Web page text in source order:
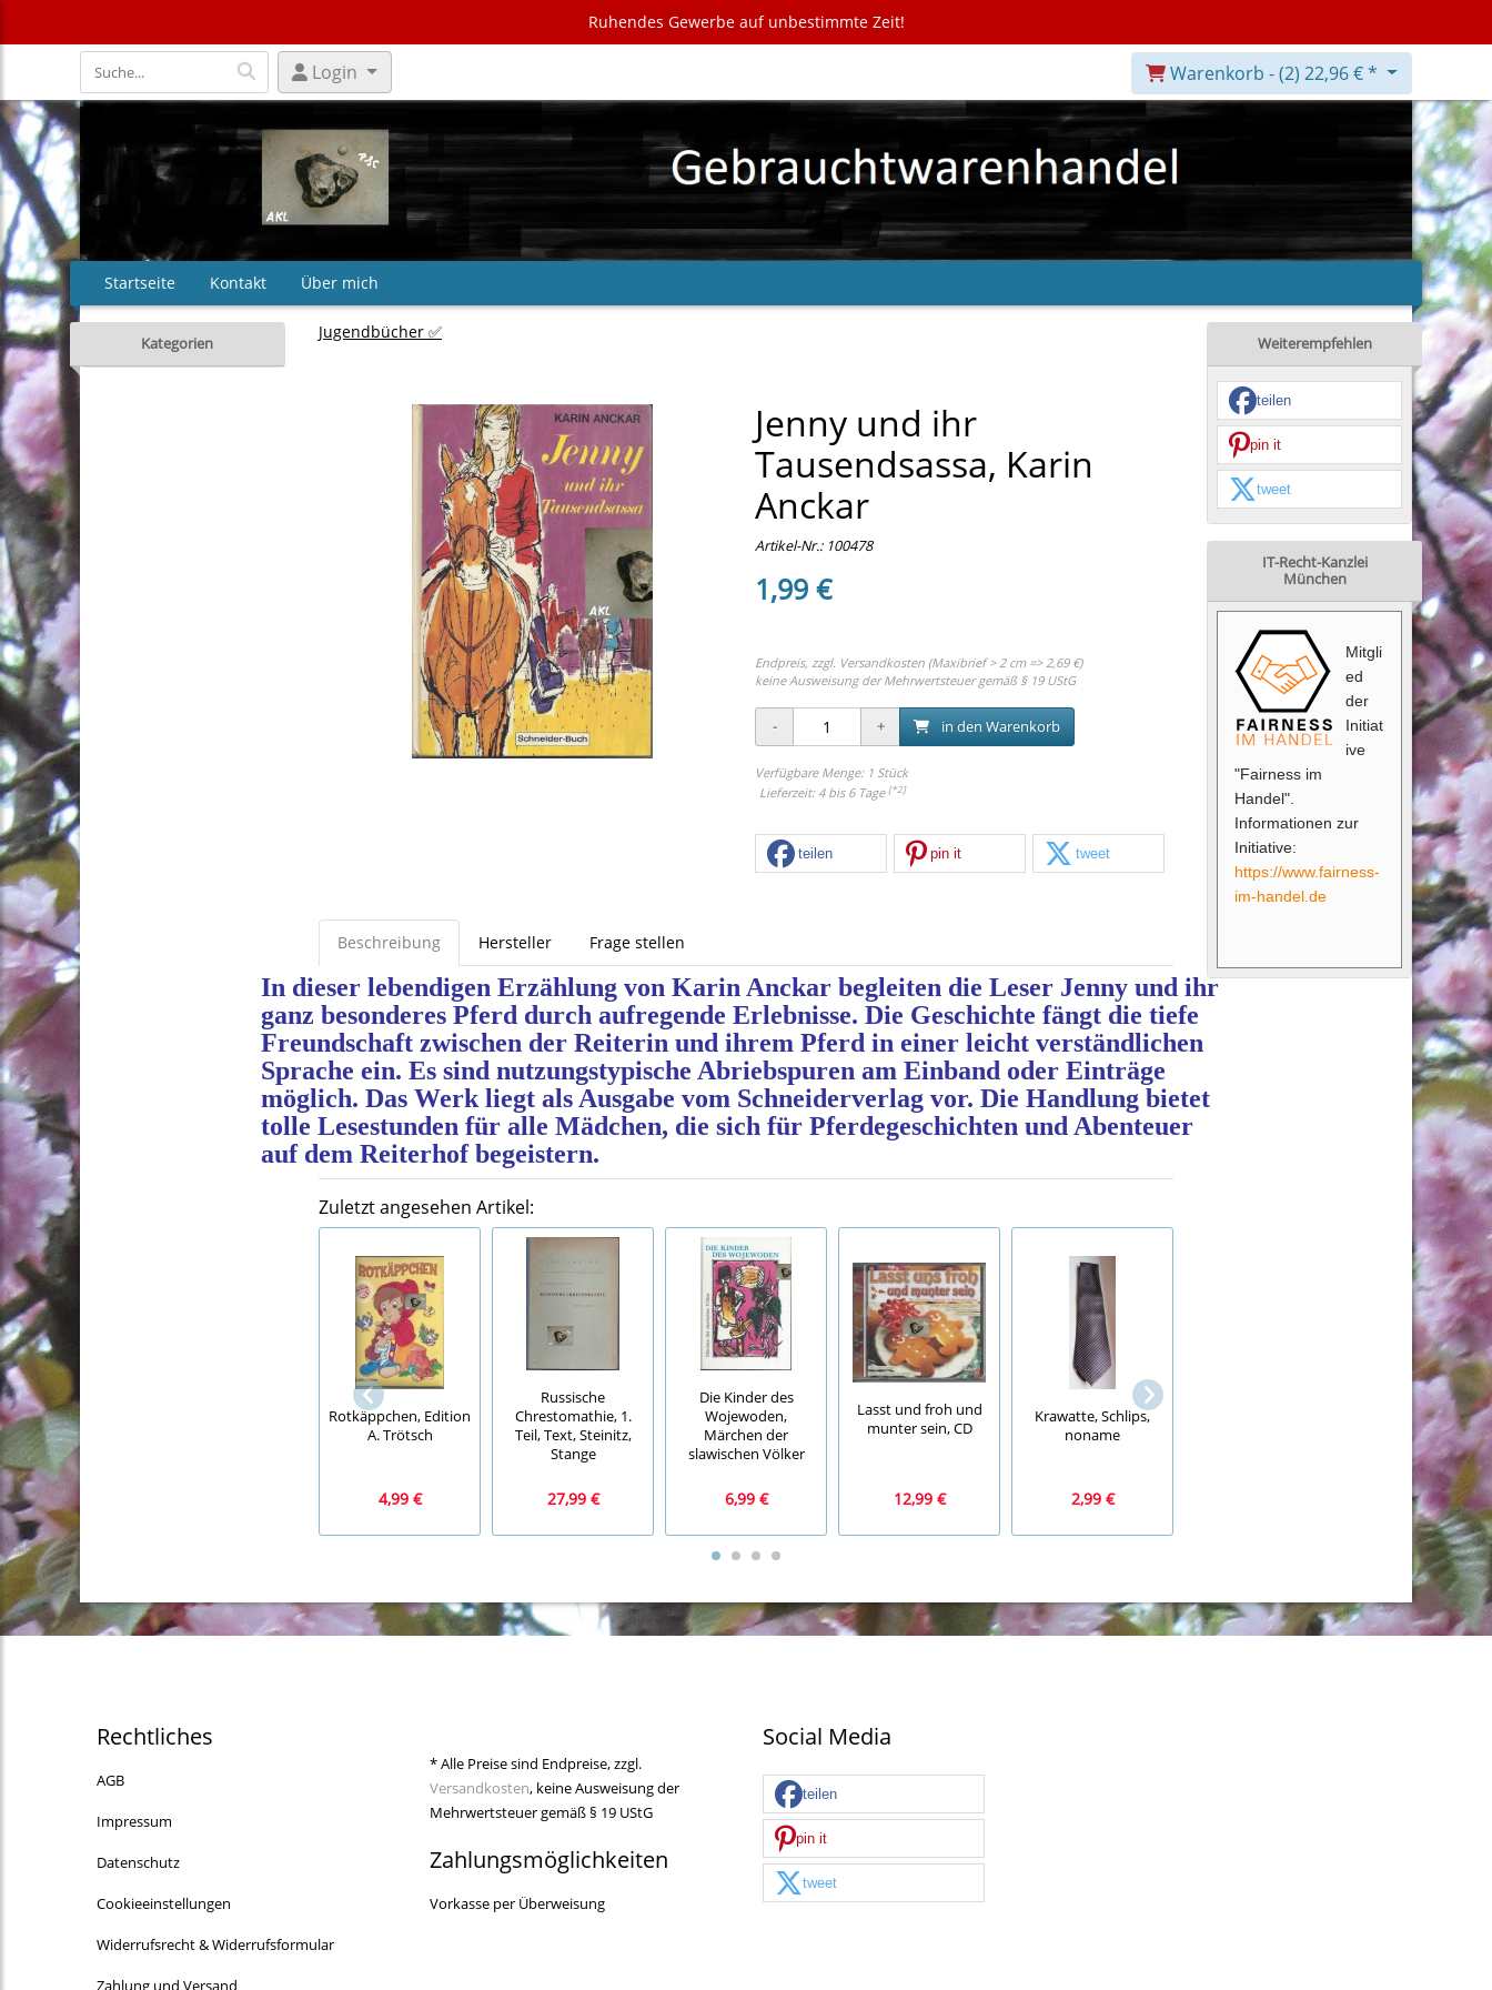
Ruhendes Gewerbe auf unbestimmte Zeit!
Login Warenkorb -(2) 22,96 € *
Startseite Kontakt Über mich
Kategorien
Jugendbücher ✅
Jenny und ihr
Tausendsassa, Karin
Anckar
Artikel-Nr.: 100478
1,99 €
Endpreis, zzgl. Versandkosten (Maxibrief > 2 cm => 2,69 €)
keine Ausweisung der Mehrwertsteuer gemäß § 19 UStG
in den Warenkorb
Verfügbare Menge: 1 Stück
Lieferzeit: 4 bis 6 Tage [*2]
teilen pin it tweet
Beschreibung Hersteller Frage stellen
In dieser lebendigen Erzählung von Karin Anckar begleiten die Leser Jenny und ihr
ganz besonderes Pferd durch aufregende Erlebnisse. Die Geschichte fängt die tiefe
Freundschaft zwischen der Reiterin und ihrem Pferd in einer leicht verständlichen
Sprache ein. Es sind nutzungstypische Abriebspuren am Einband oder Einträge
möglich. Das Werk liegt als Ausgabe vom Schneiderverlag vor. Die Handlung bietet
tolle Lesestunden für alle Mädchen, die sich für Pferdegeschichten und Abenteuer
auf dem Reiterhof begeistern.
Zuletzt angesehen Artikel:
Rotkäppchen, Edition
A. Trötsch
4,99 €
Russische
Chrestomathie, 1.
Teil, Text, Steinitz,
Stange
27,99 €
Die Kinder des
Wojewoden,
Märchen der
slawischen Völker
6,99 €
Lasst und froh und
munter sein, CD
12,99 €
Krawatte, Schlips,
noname
2,99 €
Leselöwen
Doris Jannausch
4,99 €
Weiterempfehlen
teilen
pin it
tweet
IT-Recht-Kanzlei
München
Mitgli
ed
der
Initiat
ive
"Fairness im
Handel".
Informationen zur
Initiative:
https://www.fairness-
im-handel.de
Rechtliches
AGB
Impressum
Datenschutz
Cookieeinstellungen
Widerrufsrecht & Widerrufsformular
Zahlung und Versand
* Alle Preise sind Endpreise, zzgl.
Versandkosten, keine Ausweisung der
Mehrwertsteuer gemäß § 19 UStG
Zahlungsmöglichkeiten
Vorkasse per Überweisung
Social Media
teilen
pin it
tweet